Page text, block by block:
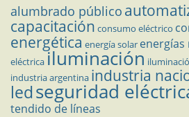
alumbrado público
capacitación consumo eléctrico
energética energía solar energías
eléctricailuminación
industria argentina industria
ledseguridad
tendido de líneas